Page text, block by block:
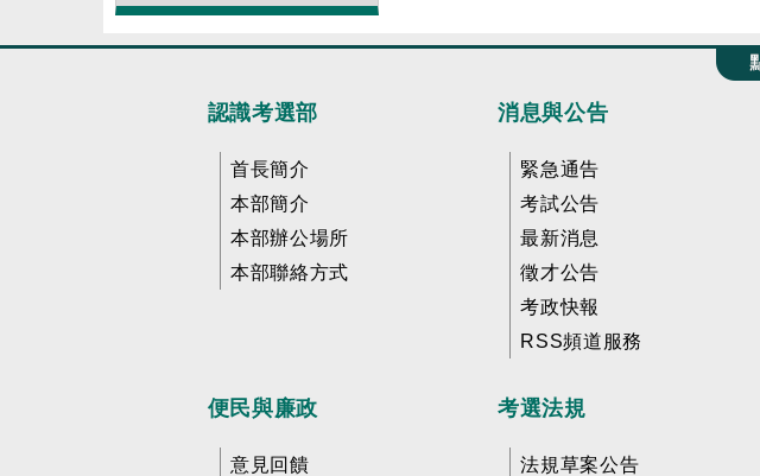
收
認識考選部
首長簡介
本部簡介
本部辦公場所
本部聯絡方式
消息與公告
緊急通告
考試公告
最新消息
徵才公告
考政快報
RSS頻道服務
便民與廉政
意見回饋
考選法規
法規草案公告